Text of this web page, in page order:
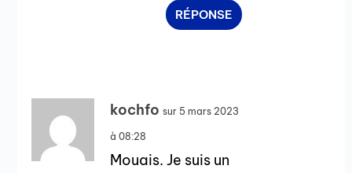
RÉPONSE
kochfo sur 5 mars 2023
à 08:28
Mouais. Je suis un